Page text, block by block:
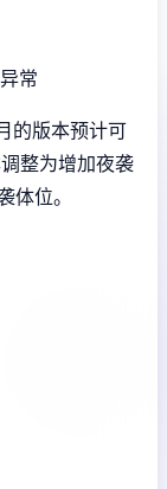
常
的版本预计可
整为增加夜袭
体位。